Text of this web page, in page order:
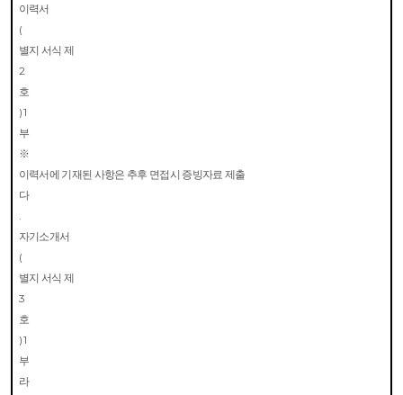
이력서
(
별지 서식 제
2
호
) 1
부
※
이력서에 기재된 사항은 추후 면접시 증빙자료 제출
다
자기소개서
(
별지 서식 제
3
호
) 1
부
라